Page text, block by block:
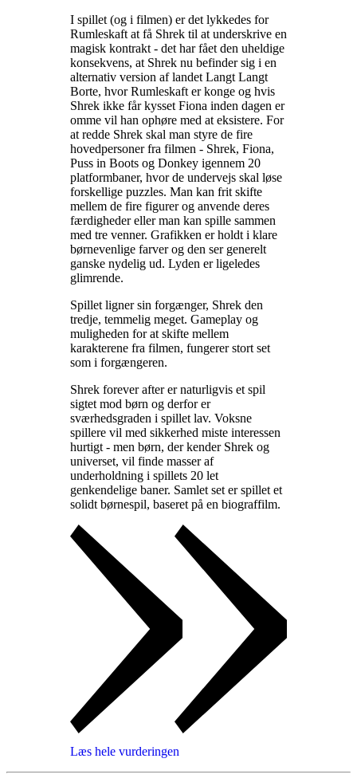
I spillet (og i filmen) er det lykkedes for
Rumleskaft at få Shrek til at underskrive en
magisk kontrakt - det har fået den uheldige
konsekvens, at Shrek nu befinder sig i en
alternativ version af landet Langt Langt
Borte, hvor Rumleskaft er konge og hvis
Shrek ikke får kysset Fiona inden dagen er
omme vil han ophøre med at eksistere. For
at redde Shrek skal man styre de fire
hovedpersoner fra filmen - Shrek, Fiona,
Puss in Boots og Donkey igennem 20
platformbaner, hvor de undervejs skal løse
forskellige puzzles. Man kan frit skifte
mellem de fire figurer og anvende deres
færdigheder eller man kan spille sammen
med tre venner. Grafikken er holdt i klare
børnevenlige farver og den ser generelt
ganske nydelig ud. Lyden er ligeledes
glimrende.
Spillet ligner sin forgænger, Shrek den
tredje, temmelig meget. Gameplay og
muligheden for at skifte mellem
karakterene fra filmen, fungerer stort set
som i forgængeren.
Shrek forever after er naturligvis et spil
sigtet mod børn og derfor er
sværhedsgraden i spillet lav. Voksne
spillere vil med sikkerhed miste interessen
hurtigt - men børn, der kender Shrek og
universet, vil finde masser af
underholdning i spillets 20 let
genkendelige baner. Samlet set er spillet et
solidt børnespil, baseret på en biograffilm.
Læs hele vurderingen